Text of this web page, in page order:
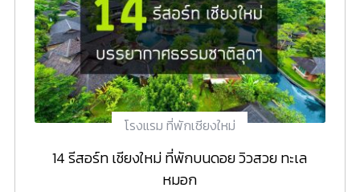
โรงแรม ที่พักเชียงใหม่
14 รีสอร์ท เชียงใหม่ ที่พักบนดอย วิวสวย ทะเล
หมอก